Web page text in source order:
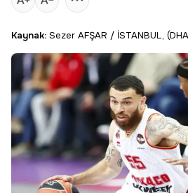
Kaynak: Sezer AFŞAR / İSTANBUL,